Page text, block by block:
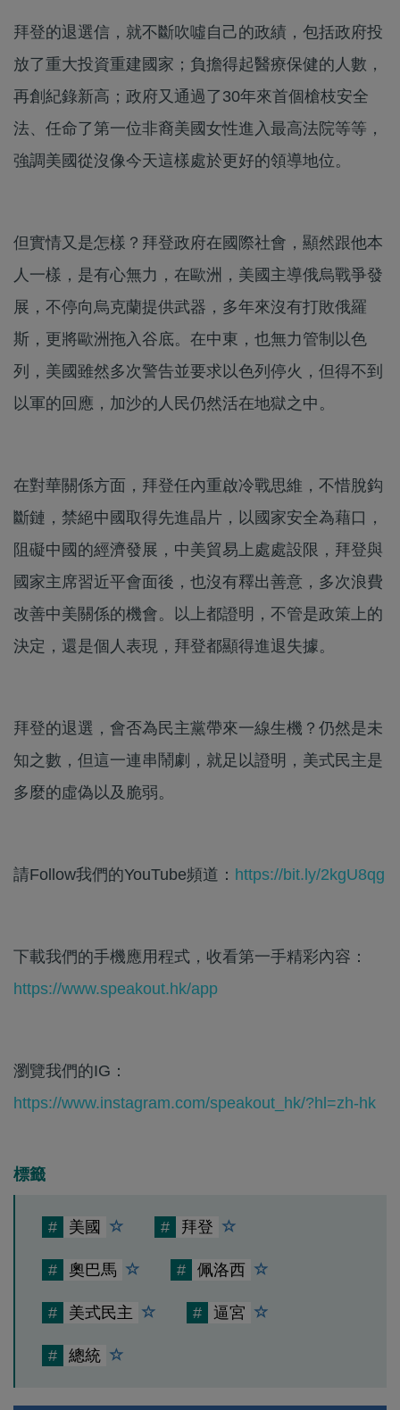
拜登的退選信，就不斷吹噓自己的政績，包括政府投
放了重大投資重建國家；負擔得起醫療保健的人數，
再創紀錄新高；政府又通過了30年來首個槍枝安全
法、任命了第一位非裔美國女性進入最高法院等等，
強調美國從沒像今天這樣處於更好的領導地位。
但實情又是怎樣？拜登政府在國際社會，顯然跟他本
人一樣，是有心無力，在歐洲，美國主導俄烏戰爭發
展，不停向烏克蘭提供武器，多年來沒有打敗俄羅
斯，更將歐洲拖入谷底。在中東，也無力管制以色
列，美國雖然多次警告並要求以色列停火，但得不到
以軍的回應，加沙的人民仍然活在地獄之中。
在對華關係方面，拜登任內重啟冷戰思維，不惜脫鈎
斷鏈，禁絕中國取得先進晶片，以國家安全為藉口，
阻礙中國的經濟發展，中美貿易上處處設限，拜登與
國家主席習近平會面後，也沒有釋出善意，多次浪費
改善中美關係的機會。以上都證明，不管是政策上的
決定，還是個人表現，拜登都顯得進退失據。
拜登的退選，會否為民主黨帶來一線生機？仍然是未
知之數，但這一連串鬧劇，就足以證明，美式民主是
多麼的虛偽以及脆弱。
請Follow我們的YouTube頻道： https://bit.ly/2kgU8qg
下載我們的手機應用程式，收看第一手精彩內容：
https://www.speakout.hk/app
瀏覽我們的IG：
https://www.instagram.com/speakout_hk/?hl=zh-hk
標籤
# 美國 # 拜登
# 奧巴馬 # 佩洛西
# 美式民主 # 逼宮
# 總統